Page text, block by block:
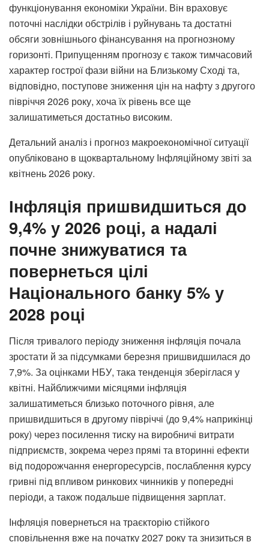
функціонування економіки України. Він враховує
поточні наслідки обстрілів і руйнувань та достатні
обсяги зовнішнього фінансування на прогнозному
горизонті. Припущенням прогнозу є також тимчасовий
характер гострої фази війни на Близькому Сході та,
відповідно, поступове зниження цін на нафту з другого
півріччя 2026 року, хоча їх рівень все ще
залишатиметься достатньо високим.
Детальний аналіз і прогноз макроекономічної ситуації
опубліковано в щоквартальному Інфляційному звіті за
квітнень 2026 року.
Інфляція пришвидшиться до
9,4% у 2026 році, а надалі
почне знижуватися та
повернеться цілі
Національного банку 5% у
2028 році
Після тривалого періоду зниження інфляція почала
зростати й за підсумками березня пришвидшилася до
7,9%. За оцінками НБУ, така тенденція зберіглася у
квітні. Найближчими місяцями інфляція
залишатиметься близько поточного рівня, але
пришвидшиться в другому півріччі (до 9,4% наприкінці
року) через посилення тиску на виробничі витрати
підприємств, зокрема через прямі та вторинні ефекти
від подорожчання енергоресурсів, послаблення курсу
гривні під впливом ринкових чинників у попередні
періоди, а також подальше підвищення зарплат.
Інфляція повернеться на траєкторію стійкого
сповільнення вже на початку 2027 року та знизиться в